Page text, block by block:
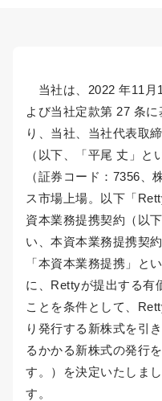
当社は、2022 年11月
よび当社定款第 27 条
り、当社、当社代表取
（以下、「平尾 丈」
（証券コード：7356、
ス市場上場。以下「
資本業務提携契約（以
い、本資本業務提携契
「本資本業務提携」と
に、Rettyが提出する有
ことを条件として、
り発行する新株式を引
るかかる新株式の発行
す。）を決定いたしま
す。